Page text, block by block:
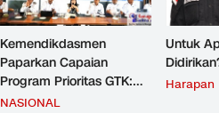
Kemendikdasmen
Paparkan Capaian
Program Prioritas GTK:
Kompetensi Meningkat,
NASIONAL
Untuk
Harapan